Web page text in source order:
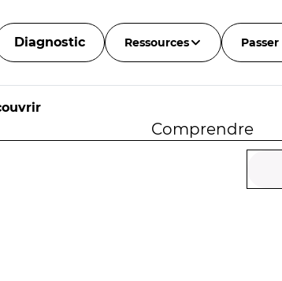
Diagnostic Ressources
Comprendre